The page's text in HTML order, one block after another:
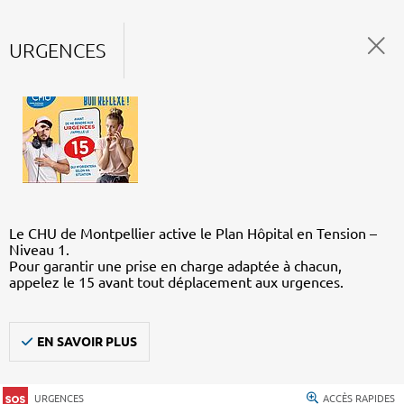
URGENCES
Le CHU de Montpellier active le Plan Hôpital en Tension –
Niveau 1.
Pour garantir une prise en charge adaptée à chacun,
appelez le 15 avant tout déplacement aux urgences.
EN SAVOIR PLUS
URGENCES ACCÈS RAPIDES